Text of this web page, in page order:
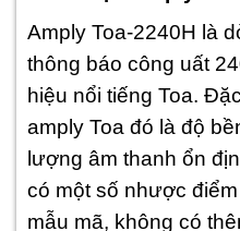
Amply Toa-2240H là
thông báo công uất
hiệu nổi tiếng Toa.
amply Toa đó là độ
lượng âm thanh ổn
có một số nhược
mẫu mã, không có